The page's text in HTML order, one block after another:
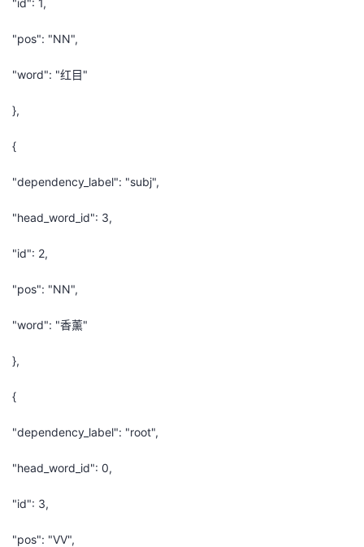
"pos": "NN",
"word": "红目"
},
{
"dependency_label": "subj",
"head_word_id": 3,
"id": 2,
"pos": "NN",
"word": "香薰"
},
{
"dependency_label": "root",
"head_word_id": 0,
"id": 3,
"pos": "VV",